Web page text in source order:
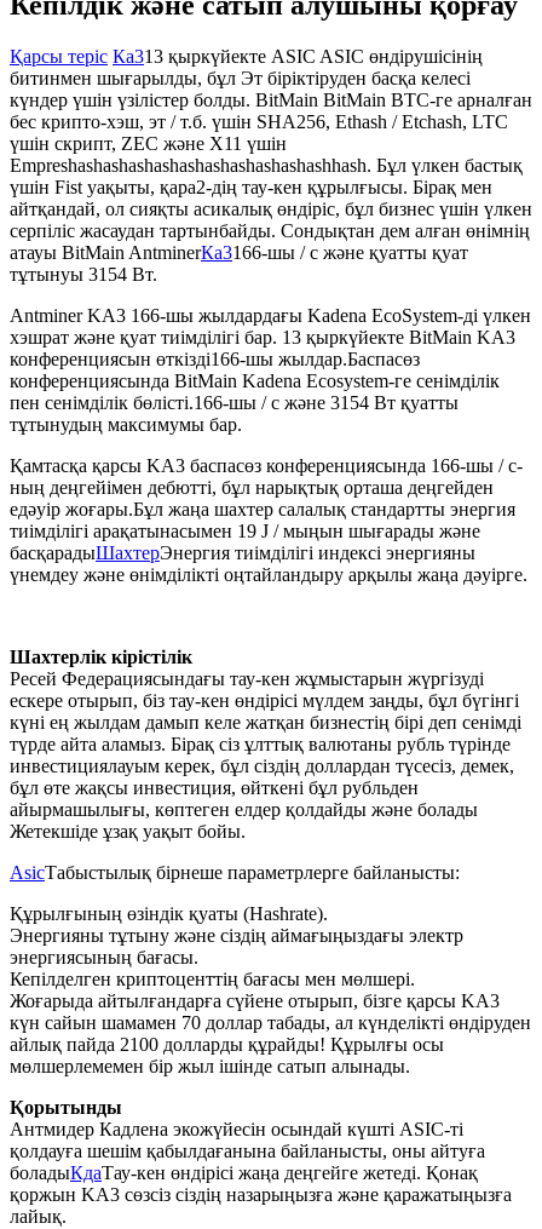
Қарсы теріс Ка313 қыркүйекте ASIC ASIC өндірушісінің
битинмен шығарылды, бұл Эт біріктіруден басқа келесі
күндер үшін үзілістер болды. BitMain BitMain BTC-ге арналған
бес крипто-хэш, эт / т.б. үшін SHA256, Ethash / Etchash, LTC
үшін скрипт, ZEC және X11 үшін
Empreshashashashashashashashashashashhash. Бұл үлкен бастық
үшін Fist уақыты, қара2-дің тау-кен құрылғысы. Бірақ мен
айтқандай, ол сияқты асикалық өндіріс, бұл бизнес үшін үлкен
серпіліс жасаудан тартынбайды. Сондықтан дем алған өнімнің
атауы BitMain AntminerКа3166-шы / с және қуатты қуат
тұтынуы 3154 Вт.
Antminer KA3 166-шы жылдардағы Kadena EcoSystem-ді үлкен
хэшрат және қуат тиімділігі бар. 13 қыркүйекте BitMain KA3
конференциясын өткізді166-шы жылдар.Баспасөз
конференциясында BitMain Kadena Ecosystem-ге сенімділік
пен сенімділік бөлісті.166-шы / с және 3154 Вт қуатты
тұтынудың максимумы бар.
Қамтасқа қарсы KA3 баспасөз конференциясында 166-шы / с-
ның деңгейімен дебютті, бұл нарықтық орташа деңгейден
едәуір жоғары.Бұл жаңа шахтер салалық стандартты энергия
тиімділігі арақатынасымен 19 J / мыңын шығарады және
басқарадыШахтерЭнергия тиімділігі индексі энергияны
үнемдеу және өнімділікті оңтайландыру арқылы жаңа дәуірге.
Шахтерлік кірістілік
Ресей Федерациясындағы тау-кен жұмыстарын жүргізуді
ескере отырып, біз тау-кен өндірісі мүлдем заңды, бұл бүгінгі
күні ең жылдам дамып келе жатқан бизнестің бірі деп сенімді
түрде айта аламыз. Бірақ сіз ұлттық валютаны рубль түрінде
инвестициялауым керек, бұл сіздің доллардан түсесіз, демек,
бұл өте жақсы инвестиция, өйткені бұл рубльден
айырмашылығы, көптеген елдер қолдайды және болады
Жетекшіде ұзақ уақыт бойы.
AsicТабыстылық бірнеше параметрлерге байланысты:
Құрылғының өзіндік қуаты (Hashrate).
Энергияны тұтыну және сіздің аймағыңыздағы электр
энергиясының бағасы.
Кепілделген криптоценттің бағасы мен мөлшері.
Жоғарыда айтылғандарға сүйене отырып, бізге қарсы KA3
күн сайын шамамен 70 доллар табады, ал күнделікті өндіруден
айлық пайда 2100 долларды құрайды! Құрылғы осы
мөлшерлемемен бір жыл ішінде сатып алынады.
Қорытынды
Антмидер Кадлена экожүйесін осындай күшті ASIC-ті
қолдауға шешім қабылдағанына байланысты, оны айтуға
боладыКдаТау-кен өндірісі жаңа деңгейге жетеді. Қонақ
қоржын KA3 сөзсіз сіздің назарыңызға және қаражатыңызға
лайық.